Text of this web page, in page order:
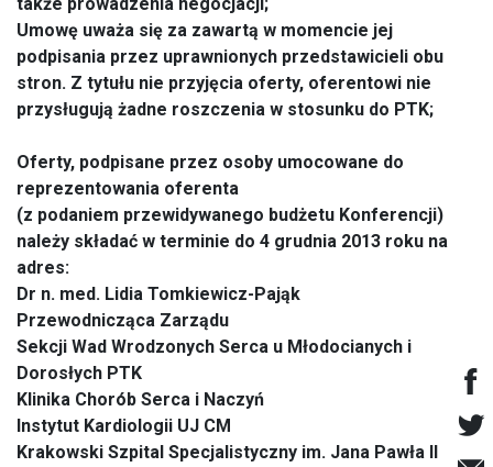
Umowę uważa się za zawartą w momencie jej
podpisania przez uprawnionych przedstawicieli obu
stron. Z tytułu nie przyjęcia oferty, oferentowi nie
przysługują żadne roszczenia w stosunku do PTK;
Oferty, podpisane przez osoby umocowane do
reprezentowania oferenta
(z podaniem przewidywanego budżetu Konferencji)
należy składać w terminie do 4 grudnia 2013 roku na
adres:
Dr n. med. Lidia Tomkiewicz-Pająk
Przewodnicząca Zarządu
Sekcji Wad Wrodzonych Serca u Młodocianych i
Dorosłych PTK
Klinika Chorób Serca i Naczyń
Instytut Kardiologii UJ CM
Krakowski Szpital Specjalistyczny im. Jana Pawła II